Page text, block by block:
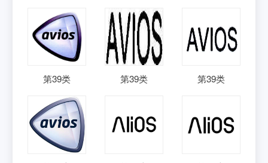
第39类 第39类 第39类